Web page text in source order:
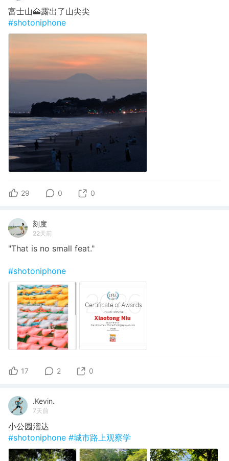
富士山🗻露出了山尖尖
#shotoniphone
29 0 0
刻度
22天前
"That is no small feat."
#shotoniphone
17 2 0
.Kevin.
7天前
小公园溜达
#shotoniphone #城市路上观察学